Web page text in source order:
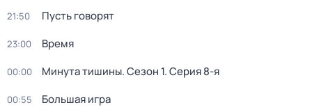
21:50 Пусть говорят
23:00 Время
00:00 Минута тишины. Сезон 1. Серия 8-я
00:55 Большая игра